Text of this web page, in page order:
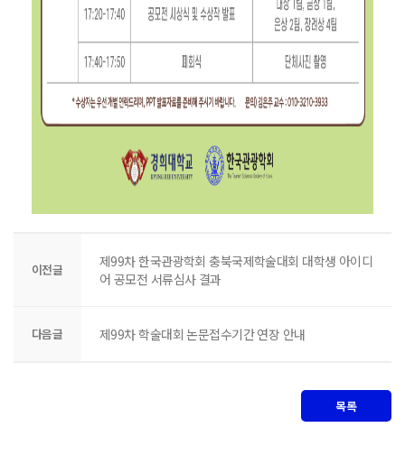
이전글
제99차 한국관광학회 충북국제학술대회 대학생 아이디
어 공모전 서류심사 결과
다음글 제99차 학술대회 논문접수기간 연장 안내
목록